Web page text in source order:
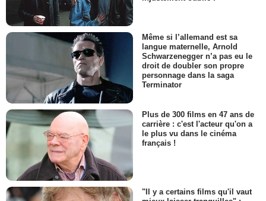
Même si l’allemand est sa
langue maternelle, Arnold
Schwarzenegger n’a pas eu le
droit de doubler son propre
personnage dans la saga
Terminator
Plus de 300 films en 47 ans de
carrière : c'est l'acteur qu'on a
le plus vu dans le cinéma
français !
"Il y a certains films qu'il vaut